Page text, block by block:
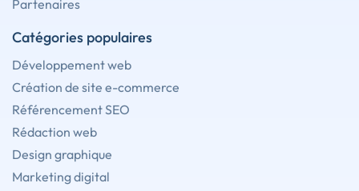
Partenaires
Catégories populaires
Développement web
Création de site e-commerce
Référencement SEO
Rédaction web
Design graphique
Marketing digital